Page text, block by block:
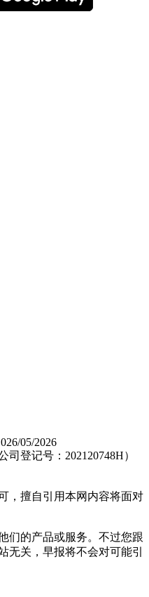
05/2026
登记号：202120748H）
，擅自引用本网内容将面对
们的产品或服务。不过您跟
无关，早报将不会对可能引